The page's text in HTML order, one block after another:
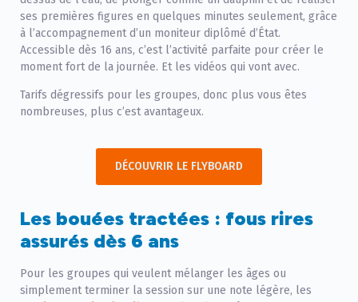
ses premières figures en quelques minutes seulement, grâce
à l’accompagnement d’un moniteur diplômé d’État.
Accessible dès 16 ans, c’est l’activité parfaite pour créer le
moment fort de la journée. Et les vidéos qui vont avec.
Tarifs dégressifs pour les groupes, donc plus vous êtes
nombreuses, plus c’est avantageux.
DÉCOUVRIR LE FLYBOARD
Les bouées tractées : fous rires
assurés dès 6 ans
Pour les groupes qui veulent mélanger les âges ou
simplement terminer la session sur une note légère, les